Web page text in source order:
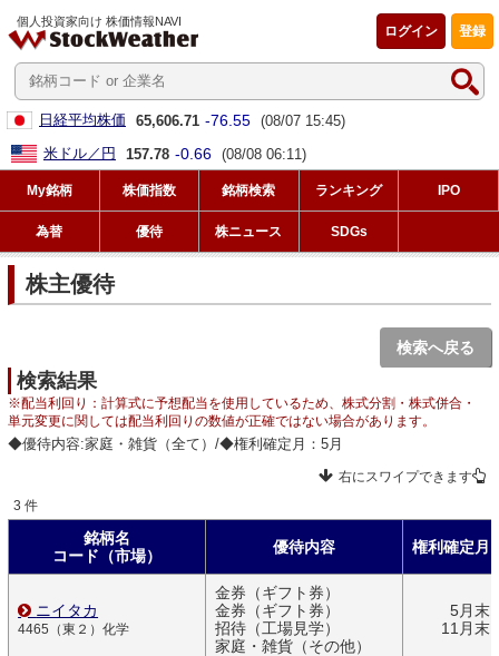
個人投資家向け 株価情報NAVI
登録
ログイン
日経平均株価 65,606.71 -76.55 (08/07 15:45)
米ドル／円
157.78 -0.66 (08/08 06:11)
My銘柄 株価指数 銘柄検索 ランキング IPO
為替 優待 株ニュース SDGs
株主優待
検索へ戻る
検索結果
※配当利回り：計算式に予想配当を使用しているため、株式分割・株式併合・
単元変更に関しては配当利回りの数値が正確ではない場合があります。
◆優待内容:家庭・雑貨（全て）/◆権利確定月：5月
右にスワイプできます
3 件
銘柄名
コード（市場）
優待内容 権利確定月
ニイタカ
4465（東２）化学
金券（ギフト券）
金券（ギフト券）
招待（工場見学）
家庭・雑貨（その他）
5月末
11月末